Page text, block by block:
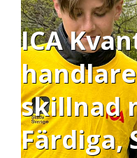
ICA
skillnad
Färdiga,